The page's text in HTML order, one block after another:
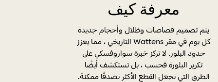
معرفة كيف
يتم تصميم قصاصات وظلال وأحجام جديدة
كل يوم في مقر Wattens التاريخي ، مما يعزز
حدود البلور. لا تركز خبرة سواروفسكي على
تكرير البلورة فحسب ، بل تستكشف أيضًا
الطرق التي تجعل القطع الأكثر تصدقًا ممكنة.